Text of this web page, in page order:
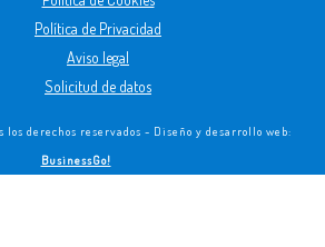
los derechos reservados - Diseño y desarrollo web:
BusinessGo!
Política de Privacidad
Aviso legal
Solicitud de datos